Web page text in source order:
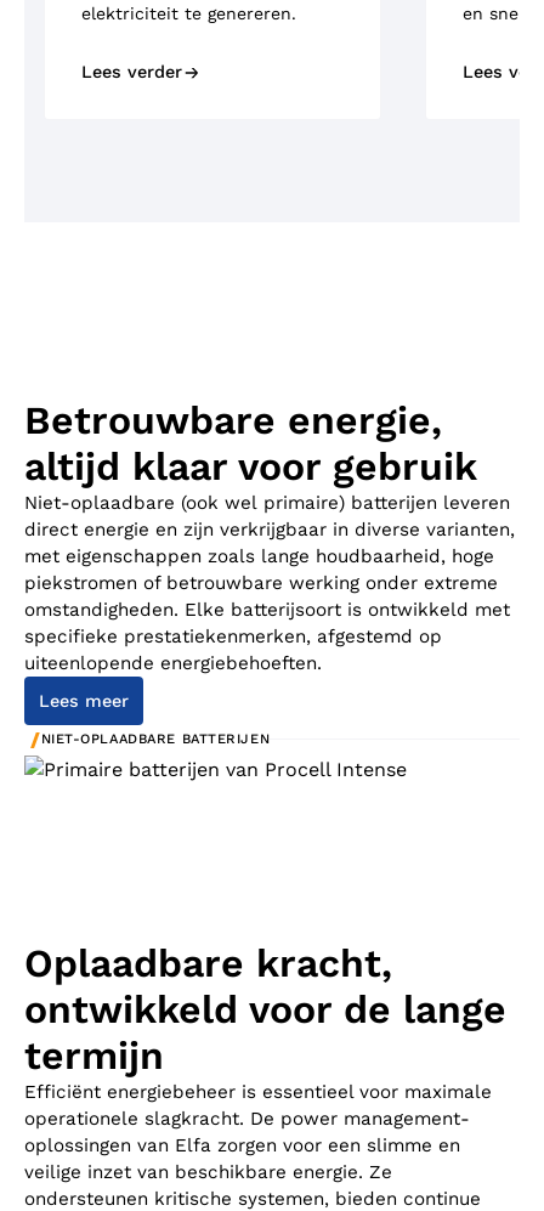
elektriciteit te genereren.
Lees verder
en snel
Lees
/NIET-OPLAADBARE BATTERIJEN
Betrouwbare energie,
altijd klaar voor gebruik
Niet-oplaadbare (ook wel primaire) batterijen leveren
direct energie en zijn verkrijgbaar in diverse varianten,
met eigenschappen zoals lange houdbaarheid, hoge
piekstromen of betrouwbare werking onder extreme
omstandigheden. Elke batterijsoort is ontwikkeld met
specifieke prestatiekenmerken, afgestemd op
uiteenlopende energiebehoeften.
Lees meer
Oplaadbare kracht,
ontwikkeld voor de lange
termijn
Efficiënt energiebeheer is essentieel voor maximale
operationele slagkracht. De power management-
oplossingen van Elfa zorgen voor een slimme en
veilige inzet van beschikbare energie. Ze
ondersteunen kritische systemen, bieden continue